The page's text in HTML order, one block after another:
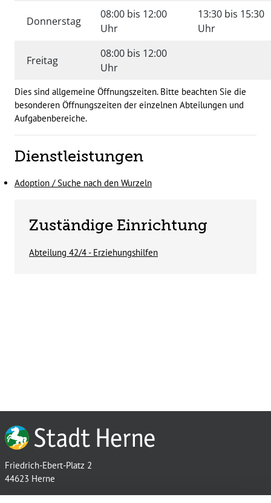
Donnerstag
08:00 bis 12:00
Uhr
13:30 bis 15:30
Uhr
Freitag
08:00 bis 12:00
Uhr
Dies sind allgemeine Öffnungszeiten. Bitte beachten Sie die
besonderen Öffnungszeiten der einzelnen Abteilungen und
Aufgabenbereiche.
Dienstleistungen
Adoption / Suche nach den Wurzeln
Zuständige Einrichtung
Abteilung 42/4 - Erziehungshilfen
Friedrich-Ebert-Platz 2
44623 Herne